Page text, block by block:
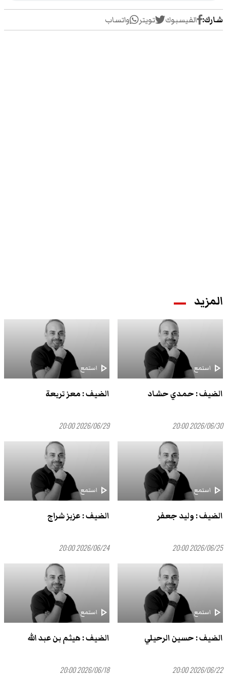
شارك: الفيسبوك تويتر واتساب
المزيد
play_arrow استمع
الضيف : حمدي حشاد
2026/06/30 20:00
play_arrow استمع
الضيف : معز تريعة
2026/06/29 20:00
play_arrow استمع
الضيف : وليد جعفر
2026/06/25 20:00
play_arrow استمع
الضيف : عزيز شراج
2026/06/24 20:00
play_arrow استمع
الضيف : حسين الرحيلي
2026/06/22 20:00
play_arrow استمع
الضيف : هيثم بن عبد الله
2026/06/18 20:00